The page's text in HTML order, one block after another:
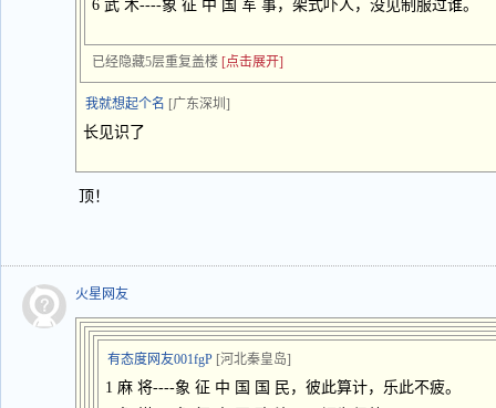
6 武 术----象 征 中 国 军 事，架式吓人，没见制服过谁。
已经隐藏5层重复盖楼 [点击展开]
我就想起个名 [广东深圳]
长见识了
顶！
火星网友
有态度网友001fgP [河北秦皇岛]
1 麻 将----象 征 中 国 国 民，彼此算计，乐此不疲。